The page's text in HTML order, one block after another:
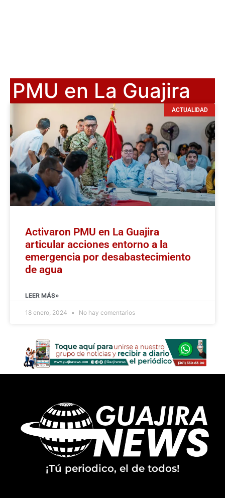
PMU en La Guajira
ACTUALIDAD
Activaron PMU en La Guajira
articular acciones entorno a la
emergencia por desabastecimiento
de agua
LEER MÁS»
18 enero, 2024 No hay comentarios
¡Tú periodico, el de todos!